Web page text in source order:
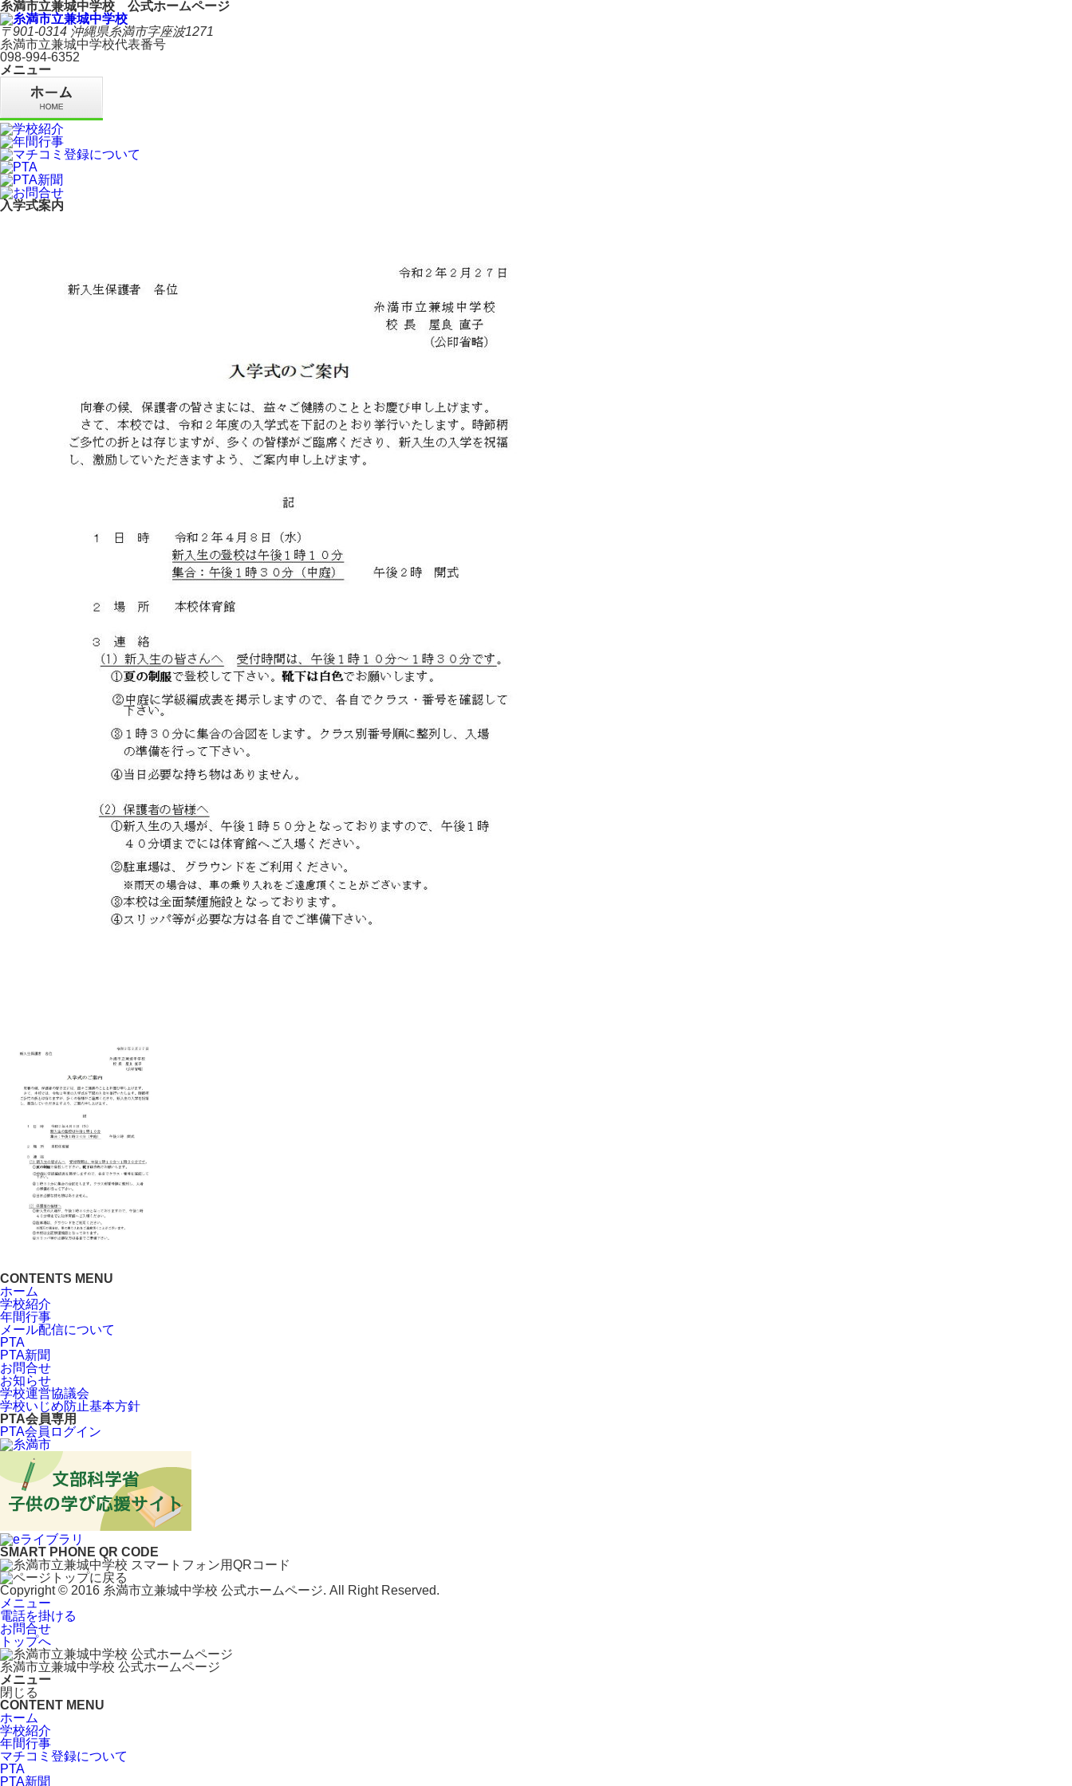
糸満市立兼城中学校 公式ホームページ
〒901-0314 沖縄県糸満市字座波1271
糸満市立兼城中学校代表番号
098-994-6352
メニュー
入学式案内
CONTENTS MENU
ホーム
学校紹介
年間行事
メール配信について
PTA
PTA新聞
お問合せ
お知らせ
学校運営協議会
学校いじめ防止基本方針
PTA会員専用
PTA会員ログイン
SMART PHONE QR CODE
Copyright © 2016 糸満市立兼城中学校 公式ホームページ. All Right Reserved.
メニュー
電話を掛ける
お問合せ
トップへ
糸満市立兼城中学校 公式ホームページ
メニュー
閉じる
CONTENT MENU
ホーム
学校紹介
年間行事
マチコミ登録について
PTA
PTA新聞